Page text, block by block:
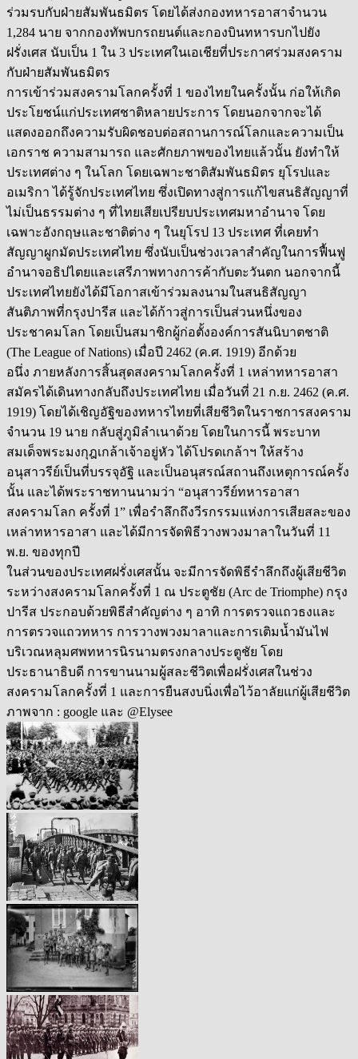
ร่วมรบกับฝ่ายสัมพันธมิตร โดยได้ส่งกองทหารอาสาจำนวน
1,284 นาย จากกองทัพบกรถยนต์และกองบินทหารบกไปยัง
ฝรั่งเศส นับเป็น 1 ใน 3 ประเทศในเอเชียที่ประกาศร่วมสงคราม
กับฝ่ายสัมพันธมิตร
การเข้าร่วมสงครามโลกครั้งที่ 1 ของไทยในครั้งนั้น ก่อให้เกิด
ประโยชน์แก่ประเทศชาติหลายประการ โดยนอกจากจะได้
แสดงออกถึงความรับผิดชอบต่อสถานการณ์โลกและความเป็น
เอกราช ความสามารถ และศักยภาพของไทยแล้วนั้น ยังทำให้
ประเทศต่าง ๆ ในโลก โดยเฉพาะชาติสัมพันธมิตร ยุโรปและ
อเมริกา ได้รู้จักประเทศไทย ซึ่งเปิดทางสู่การแก้ไขสนธิสัญญาที่
ไม่เป็นธรรมต่าง ๆ ที่ไทยเสียเปรียบประเทศมหาอำนาจ โดย
เฉพาะอังกฤษและชาติต่าง ๆ ในยุโรป 13 ประเทศ ที่เคยทำ
สัญญาผูกมัดประเทศไทย ซึ่งนับเป็นช่วงเวลาสำคัญในการฟื้นฟู
อำนาจอธิปไตยและเสรีภาพทางการค้ากับตะวันตก นอกจากนี้
ประเทศไทยยังได้มีโอกาสเข้าร่วมลงนามในสนธิสัญญา
สันติภาพที่กรุงปารีส และได้ก้าวสู่การเป็นส่วนหนึ่งของ
ประชาคมโลก โดยเป็นสมาชิกผู้ก่อตั้งองค์การสันนิบาตชาติ
(The League of Nations) เมื่อปี 2462 (ค.ศ. 1919) อีกด้วย
อนึ่ง ภายหลังการสิ้นสุดสงครามโลกครั้งที่ 1 เหล่าทหารอาสา
สมัครได้เดินทางกลับถึงประเทศไทย เมื่อวันที่ 21 ก.ย. 2462 (ค.ศ.
1919) โดยได้เชิญอัฐิของทหารไทยที่เสียชีวิตในราชการสงคราม
จำนวน 19 นาย กลับสู่ภูมิลำเนาด้วย โดยในการนี้ พระบาท
สมเด็จพระมงกุฎเกล้าเจ้าอยู่หัว ได้โปรดเกล้าฯ ให้สร้าง
อนุสาวรีย์เป็นที่บรรจุอัฐิ และเป็นอนุสรณ์สถานถึงเหตุการณ์ครั้ง
นั้น และได้พระราชทานนามว่า “อนุสาวรีย์ทหารอาสา
สงครามโลก ครั้งที่ 1” เพื่อรำลึกถึงวีรกรรมแห่งการเสียสละของ
เหล่าทหารอาสา และได้มีการจัดพิธีวางพวงมาลาในวันที่ 11
พ.ย. ของทุกปี
ในส่วนของประเทศฝรั่งเศสนั้น จะมีการจัดพิธีรำลึกถึงผู้เสียชีวิต
ระหว่างสงครามโลกครั้งที่ 1 ณ ประตูชัย (Arc de Triomphe) กรุง
ปารีส ประกอบด้วยพิธีสำคัญต่าง ๆ อาทิ การตรวจแถวธงและ
การตรวจแถวทหาร การวางพวงมาลาและการเติมน้ำมันไฟ
บริเวณหลุมศพทหารนิรนามตรงกลางประตูชัย โดย
ประธานาธิบดี การขานนามผู้สละชีวิตเพื่อฝรั่งเศสในช่วง
สงครามโลกครั้งที่ 1 และการยืนสงบนิ่งเพื่อไว้อาลัยแก่ผู้เสียชีวิต
ภาพจาก : google และ @Elysee